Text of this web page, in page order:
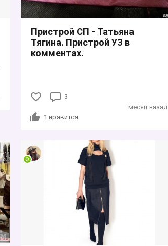
Пристрой СП - Татьяна
Тягина. Пристрой УЗ в
комментах.
3
1 нравится
месяц назад